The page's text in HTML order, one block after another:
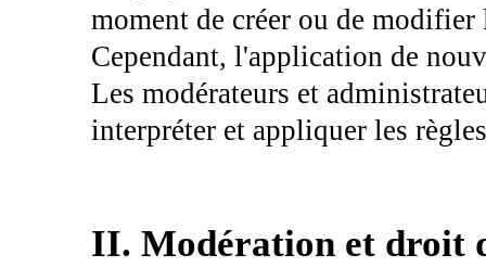
moment de créer ou de modifier
Cependant, l'application de
Les modérateurs et
interpréter et appliquer les
II. Modération et droit